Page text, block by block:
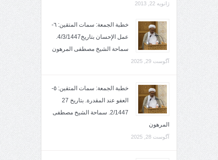
ژانویه 22, 2013
خطبة الجمعة: سمات المتقين: ٦-
عمل الإحسان بتاريخ4/3/1447.
سماحة الشيخ مصطفى المرهون
آگوست 29, 2025
خطبة الجمعة: سمات المتقين: ٥-
العفو عند المقدرة. بتاريخ 27
2/1447. سماحة الشيخ مصطفى
المرهون
آگوست 28, 2025